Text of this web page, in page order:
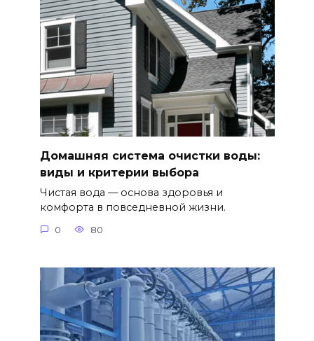
Домашняя система очистки воды:
виды и критерии выбора
Чистая вода — основа здоровья и
комфорта в повседневной жизни.
0 80